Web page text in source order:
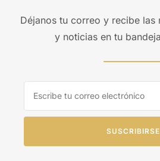
Déjanos tu correo y recibe las
y noticias en tu
SUSCRIBIRSE